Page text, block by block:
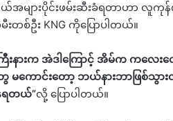
ယ်အများပိုင်းဖမ်းဆီးခံရတာဟာ လူ
တစ်ဦး KNG ကိုပြောပါတယ်။
နားက အဲဒါ‌ကြောင့် အိမ်က ကလေးတွ
မကောင်းတော့ ဘယ်နားဘာဖြစ်သွာ
ရတယ်”လို့ ပြောပါတယ်။